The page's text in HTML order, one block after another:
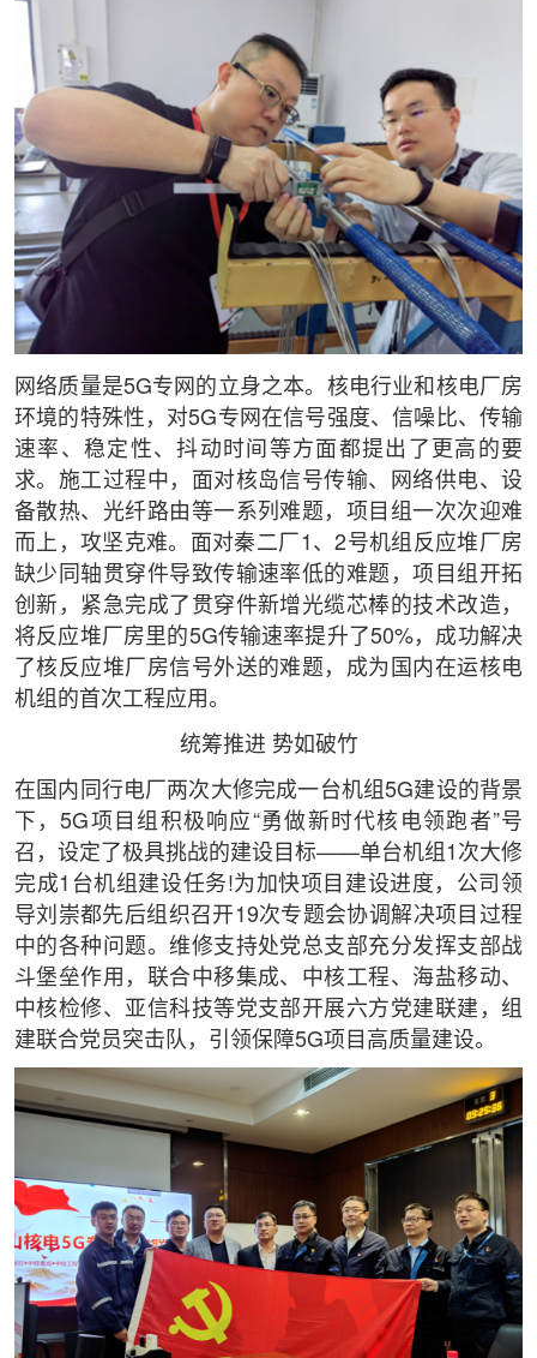
网络质量是5G专网的立身之本。核电行业和核电厂房
环境的特殊性，对5G专网在信号强度、信噪比、传输
速率、稳定性、抖动时间等方面都提出了更高的要
求。施工过程中，面对核岛信号传输、网络供电、设
备散热、光纤路由等一系列难题，项目组一次次迎难
而上，攻坚克难。面对秦二厂1、2号机组反应堆厂房
缺少同轴贯穿件导致传输速率低的难题，项目组开拓
创新，紧急完成了贯穿件新增光缆芯棒的技术改造，
将反应堆厂房里的5G传输速率提升了50%，成功解决
了核反应堆厂房信号外送的难题，成为国内在运核电
机组的首次工程应用。
统筹推进 势如破竹
在国内同行电厂两次大修完成一台机组5G建设的背景
下，5G项目组积极响应“勇做新时代核电领跑者”号
召，设定了极具挑战的建设目标——单台机组1次大修
完成1台机组建设任务!为加快项目建设进度，公司领
导刘崇都先后组织召开19次专题会协调解决项目过程
中的各种问题。维修支持处党总支部充分发挥支部战
斗堡垒作用，联合中移集成、中核工程、海盐移动、
中核检修、亚信科技等党支部开展六方党建联建，组
建联合党员突击队，引领保障5G项目高质量建设。